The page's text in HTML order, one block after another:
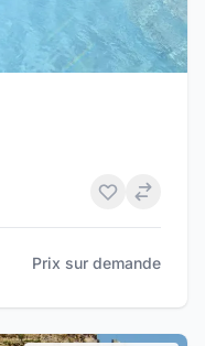
Prix sur demande